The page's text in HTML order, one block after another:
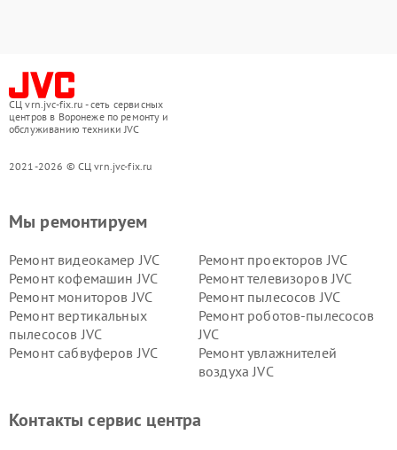
СЦ vrn.jvc-fix.ru - сеть сервисных
центров в Воронеже по ремонту и
обслуживанию техники JVC
2021-2026 © СЦ vrn.jvc-fix.ru
Мы ремонтируем
Ремонт видеокамер JVC
Ремонт проекторов JVC
Ремонт кофемашин JVC
Ремонт телевизоров JVC
Ремонт мониторов JVC
Ремонт пылесосов JVC
Ремонт вертикальных
пылесосов JVC
Ремонт роботов-пылесосов
JVC
Ремонт сабвуферов JVC
Ремонт увлажнителей
воздуха JVC
Контакты сервис центра